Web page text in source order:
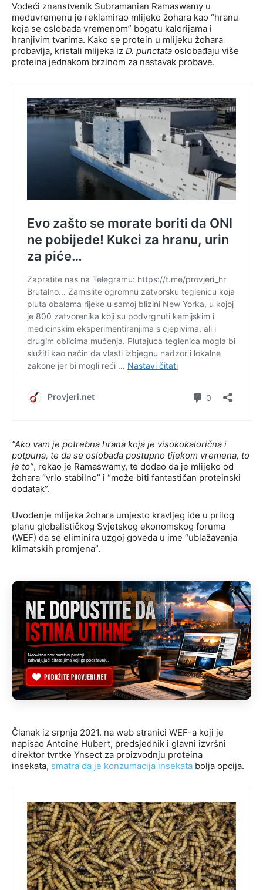
Vodeći znanstvenik Subramanian Ramaswamy u
međuvremenu je reklamirao mlijeko žohara kao “hranu
koja se oslobađa vremenom” bogatu kalorijama i
hranjivim tvarima. Kako se protein u mlijeku žohara
probavlja, kristali mlijeka iz D. punctata oslobađaju više
proteina jednakom brzinom za nastavak probave.
“Ako vam je potrebna hrana koja je visokokalorična i
potpuna, te da se oslobađa postupno tijekom vremena, to
je to”, rekao je Ramaswamy, te dodao da je mlijeko od
žohara “vrlo stabilno” i “može biti fantastičan proteinski
dodatak”.
Uvođenje mlijeka žohara umjesto kravljeg ide u prilog
planu globalističkog Svjetskog ekonomskog foruma
(WEF) da se eliminira uzgoj goveda u ime “ublažavanja
klimatskih promjena”.
Članak iz srpnja 2021. na web stranici WEF-a koji je
napisao Antoine Hubert, predsjednik i glavni izvršni
direktor tvrtke Ynsect za proizvodnju proteina
insekata, smatra da je konzumacija insekata bolja opcija.